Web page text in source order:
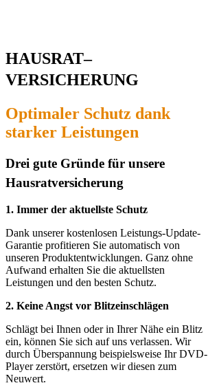
HAUSRAT–
VERSICHERUNG
Optimaler Schutz dank
starker Leistungen
Drei gute Gründe für unsere
Hausrat­ver­si­che­rung
1. Immer der aktuellste Schutz
Dank unserer kostenlosen Leistungs-Update-
Garantie profitieren Sie automatisch von
unseren Produktentwicklungen. Ganz ohne
Aufwand erhalten Sie die aktuellsten
Leistungen und den besten Schutz.
2. Keine Angst vor Blitzeinschlägen
Schlägt bei Ihnen oder in Ihrer Nähe ein Blitz
ein, können Sie sich auf uns verlassen. Wir
durch Überspannung beispielsweise Ihr DVD-
Player zerstört, ersetzen wir diesen zum
Neuwert.